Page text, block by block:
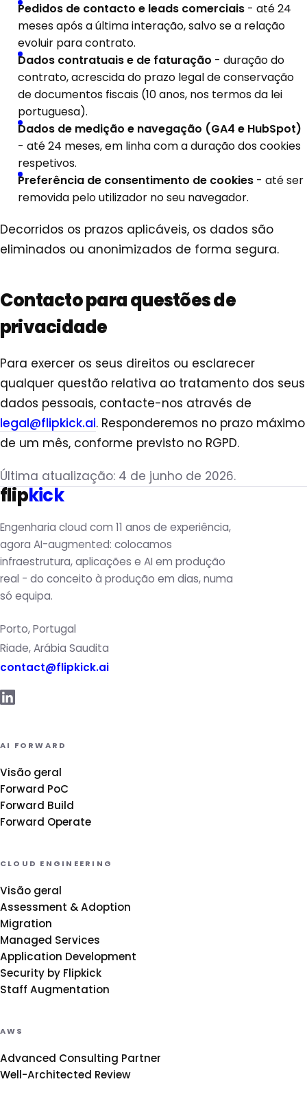
Pedidos de contacto e leads comerciais- até 24
meses após a última interação, salvo se a relação
evoluir para contrato.
Dados contratuais e de faturação - duração do
contrato, acrescida do prazo legal de conservação
de documentos fiscais (10 anos, nos termos da lei
portuguesa).
Dados de medição e navegação (GA4 e HubSpot)
- até 24 meses, em linha com a duração dos cookies
respetivos.
Preferência de consentimento de cookies- até ser
removida pelo utilizador no seu navegador.
Decorridos os prazos aplicáveis, os dados são
eliminados ou anonimizados de forma segura.
Contacto para questões de
privacidade
Para exercer os seus direitos ou esclarecer
qualquer questão relativa ao tratamento dos seus
dados pessoais, contacte-nos através de
legal@flipkick.ai. Responderemos no prazo máximo
de um mês, conforme previsto no RGPD.
Última atualização: 4 de junho de 2026.
flipkick
Engenharia cloud com 11 anos de experiência,
agora AI-augmented: colocamos
infraestrutura, aplicações e AI em produção
real - do conceito à produção em dias, numa
só equipa.
Porto, Portugal
Riade, Arábia Saudita
contact@flipkick.ai
AI FORWARD
Visão geral
Forward PoC
Forward Build
Forward Operate
CLOUD ENGINEERING
Visão geral
Assessment & Adoption
Migration
Managed Services
Application Development
Security by Flipkick
Staff Augmentation
AWS
Advanced Consulting Partner
Well-Architected Review